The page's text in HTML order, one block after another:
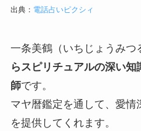
出典： 電話占いピクシィ
一条美鶴（いちじょうみつ
らスピリチュアルの深い
師です。
マヤ暦鑑定を通して、愛情
を提供してくれます。